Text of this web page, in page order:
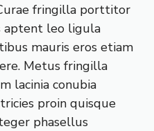
fringilla porttitor
aptent leo ligula
mauris eros etiam
Metus fringilla
lacinia conubia
proin quisque
phasellus